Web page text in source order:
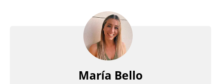
María Bello